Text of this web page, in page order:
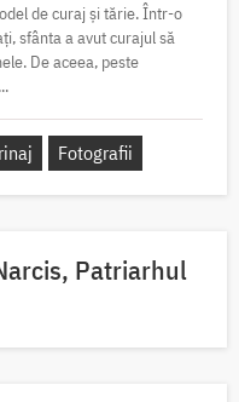
de curaj și tărie. Într-o
sfânta a avut curajul să
De aceea, peste
Fotografii
Patriarhul